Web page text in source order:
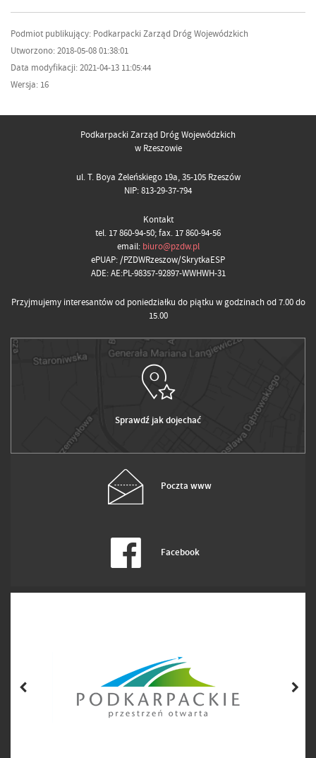
Podmiot publikujący: Podkarpacki Zarząd Dróg Wojewódzkich
Utworzono: 2018-05-08 01:38:01
Data modyfikacji: 2021-04-13 11:05:44
Wersja: 16
Podkarpacki Zarząd Dróg Wojewódzkich
w Rzeszowie
ul. T. Boya Żeleńskiego 19a, 35-105 Rzeszów
NIP: 813-29-37-794
Kontakt
tel. 17 860-94-50; fax. 17 860-94-56
email: biuro@pzdw.pl
ePUAP: /PZDWRzeszow/SkrytkaESP
ADE: AE:PL-98357-92897-WWHWH-31
Przyjmujemy interesantów od poniedziałku do piątku w godzinach od 7.00 do
15.00
Sprawdź jak dojechać
Poczta www
Facebook